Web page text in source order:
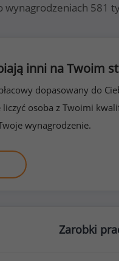
wynagrodzeniach 581
inni na Twoim
dopasowany do
osoba z Twoimi
wynagrodzenie.
Zarobki